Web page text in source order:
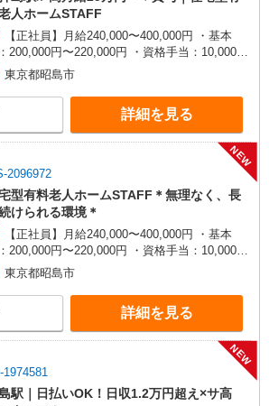
人ホームSTAFF
【正社員】月給240,000〜400,000円 ・基本
200,000円〜220,000円 ・資格手当：10,000〜
円 ・役職手当：10,000〜70,000円 ・処遇改
当：20,000〜60,000円（勤続年数、保有資格
り変動） ・固定残業手当：20,000円（10時
※固定残業時間を超過する場合には超過勤務
として別途支給 ・夜勤手当：10,000円/1回
・認知症介護基礎研修 ・初任者研修 ・実務
修 ・介護福祉士 など
東京都昭島市
詳細を見る
2096972
NEW
型有料老人ホームSTAFF＊無理なく、長
けられる環境＊
【正社員】月給240,000〜400,000円 ・基本
200,000円〜220,000円 ・資格手当：10,000〜
円 ・役職手当：10,000〜70,000円 ・処遇改
当：20,000〜60,000円（勤続年数、保有資格
り変動） ・固定残業手当：20,000円（10時
※固定残業時間を超過する場合には超過勤務
として別途支給 ・夜勤手当：10,000円/1回
・認知症介護基礎研修 ・初任者研修 ・実務
修 ・介護福祉士 など
東京都昭島市
詳細を見る
NEW
駅｜日払いOK！日収1.2万円超え×サ高